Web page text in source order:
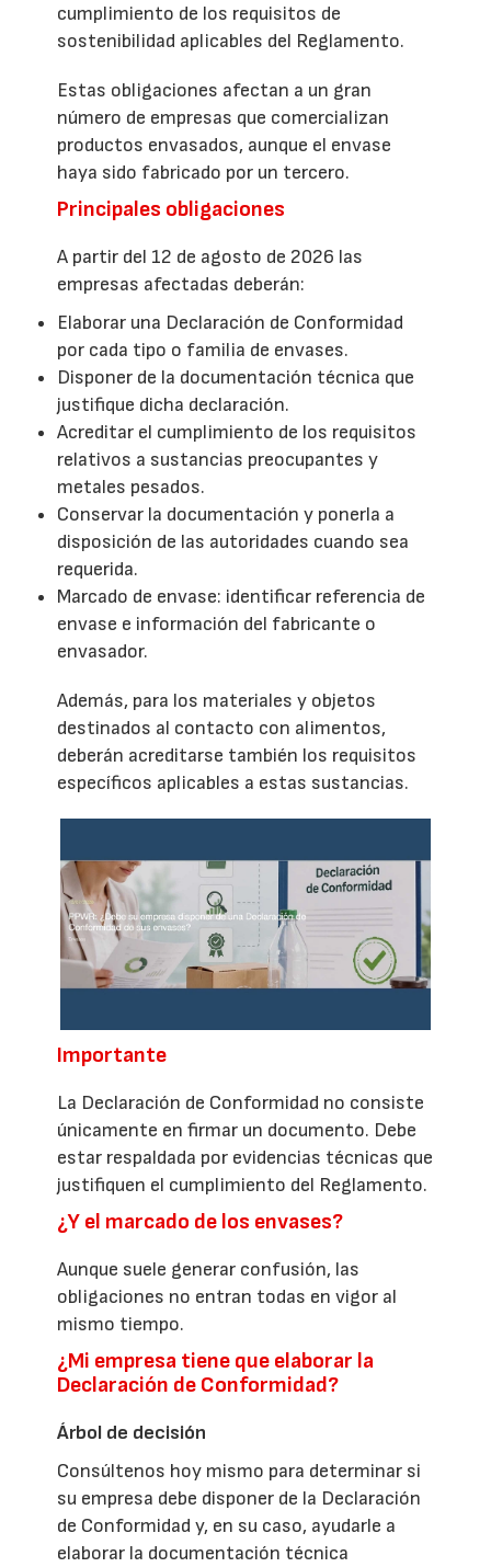
cumplimiento de los requisitos de
sostenibilidad aplicables del Reglamento.
Estas obligaciones afectan a un gran
número de empresas que comercializan
productos envasados, aunque el envase
haya sido fabricado por un tercero.
Principales obligaciones
A partir del 12 de agosto de 2026 las
empresas afectadas deberán:
Elaborar una Declaración de Conformidad
por cada tipo o familia de envases.
Disponer de la documentación técnica que
justifique dicha declaración.
Acreditar el cumplimiento de los requisitos
relativos a sustancias preocupantes y
metales pesados.
Conservar la documentación y ponerla a
disposición de las autoridades cuando sea
requerida.
Marcado de envase: identificar referencia de
envase e información del fabricante o
envasador.
Además, para los materiales y objetos
destinados al contacto con alimentos,
deberán acreditarse también los requisitos
específicos aplicables a estas sustancias.
Importante
La Declaración de Conformidad no consiste
únicamente en firmar un documento. Debe
estar respaldada por evidencias técnicas que
justifiquen el cumplimiento del Reglamento.
¿Y el marcado de los envases?
Aunque suele generar confusión, las
obligaciones no entran todas en vigor al
mismo tiempo.
¿Mi empresa tiene que elaborar la
Declaración de Conformidad?
Árbol de decisión
Consúltenos hoy mismo para determinar si
su empresa debe disponer de la Declaración
de Conformidad y, en su caso, ayudarle a
elaborar la documentación técnica